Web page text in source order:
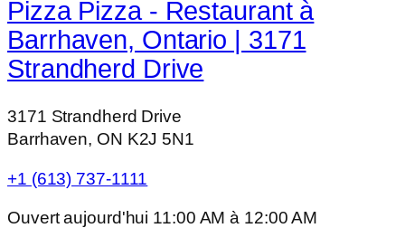
Pizza Pizza - Restaurant à
Barrhaven, Ontario | 3171
Strandherd Drive
3171 Strandherd Drive
Barrhaven, ON K2J 5N1
+1 (613) 737-1111
Ouvert aujourd'hui 11:00 AMà 12:00 AM